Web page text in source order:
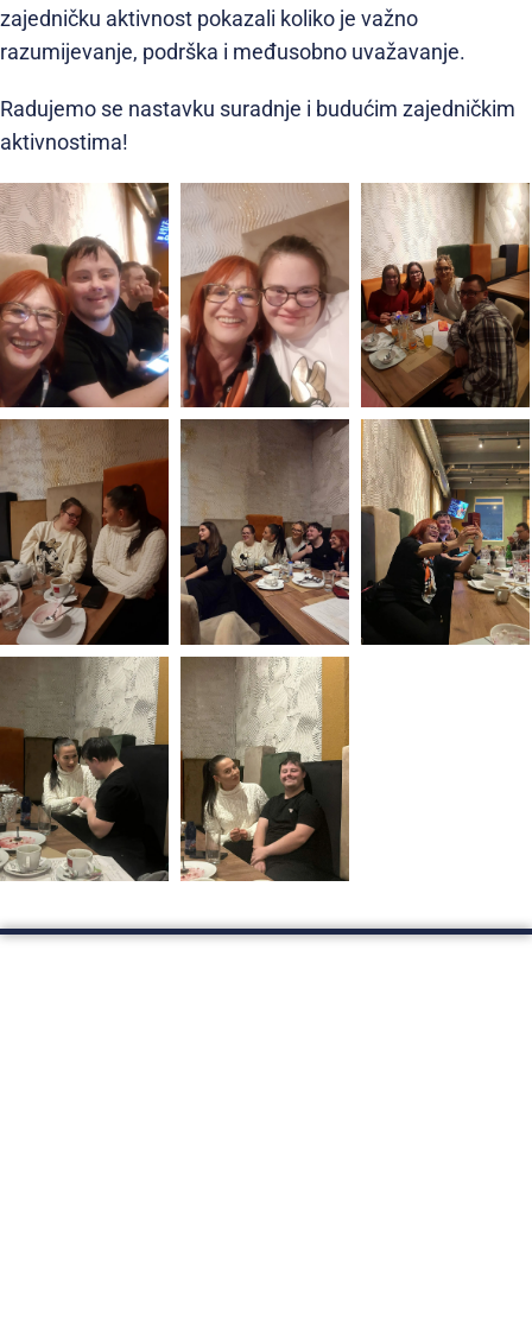
zajedničku aktivnost pokazali koliko je važno
razumijevanje, podrška i međusobno uvažavanje.
Radujemo se nastavku suradnje i budućim zajedničkim
aktivnostima!